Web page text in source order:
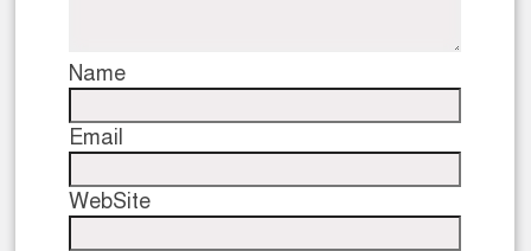
Name
Email
WebSite